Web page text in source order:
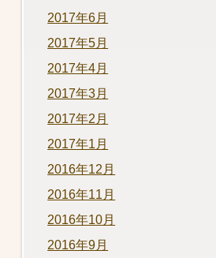
2017年6月
2017年5月
2017年4月
2017年3月
2017年2月
2017年1月
2016年12月
2016年11月
2016年10月
2016年9月